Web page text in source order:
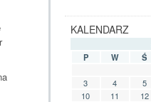
KALENDARZ
P
W Ś
3
4 5
10
11 12